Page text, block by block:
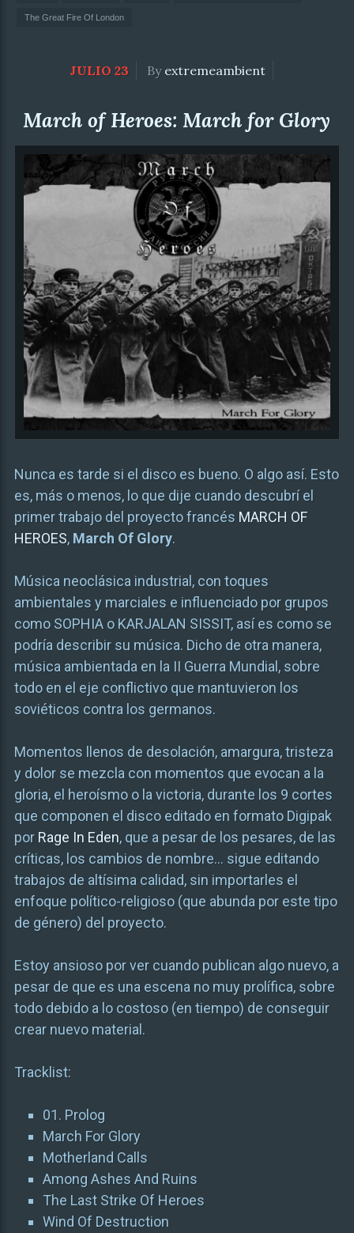
The Great Fire Of London
JULIO 23 By extremeambient
March of Heroes: March for Glory
Nunca es tarde si el disco es bueno. O algo así. Esto
es, más o menos, lo que dije cuando descubrí el
primer trabajo del proyecto francés MARCH OF
HEROES, March Of Glory.
Música neoclásica industrial, con toques
ambientales y marciales e influenciado por grupos
como SOPHIA o KARJALAN SISSIT, así es como se
podría describir su música. Dicho de otra manera,
música ambientada en la II Guerra Mundial, sobre
todo en el eje conflictivo que mantuvieron los
soviéticos contra los germanos.
Momentos llenos de desolación, amargura, tristeza
y dolor se mezcla con momentos que evocan a la
gloria, el heroísmo o la victoria, durante los 9 cortes
que componen el disco editado en formato Digipak
por Rage In Eden, que a pesar de los pesares, de las
críticas, los cambios de nombre… sigue editando
trabajos de altísima calidad, sin importarles el
enfoque político-religioso (que abunda por este tipo
de género) del proyecto.
Estoy ansioso por ver cuando publican algo nuevo, a
pesar de que es una escena no muy prolífica, sobre
todo debido a lo costoso (en tiempo) de conseguir
crear nuevo material.
Tracklist:
01. Prolog
March For Glory
Motherland Calls
Among Ashes And Ruins
The Last Strike Of Heroes
Wind Of Destruction